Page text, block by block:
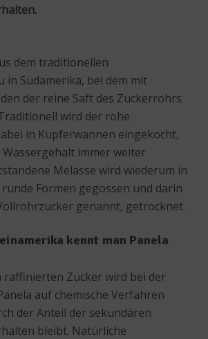
dem traditionellen
in Südamerika, bei dem mit
der reine Saft des Zuckerrohrs
wird der rohe
in Kupferwannen eingekocht,
immer weiter
Melasse wird wiederum in
Formen gegossen und darin
genannt, getrocknet.
kennt man Panela
raffinierten Zucker wird bei der
auf chemische Verfahren
der Anteil der sekundären
bleibt. Natürliche